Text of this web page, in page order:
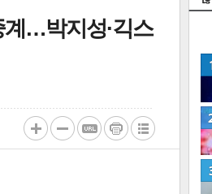
계…박지성·긱스